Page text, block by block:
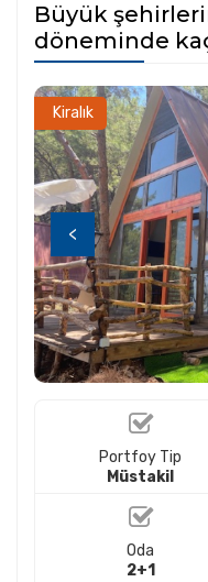
Büyük
döneminde
Kiralık
<
Portfoy Tip
Müstakil
Oda
2+1